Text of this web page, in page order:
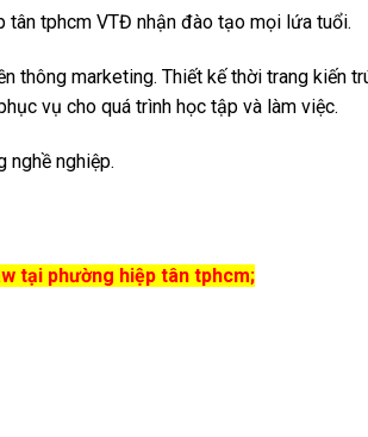
tphcm VTĐ nhận đào tạo mọi lứa tuổi.
thông marketing. Thiết kế thời trang kiến
vụ cho quá trình học tập và làm việc.
nghề nghiệp.
tại phường hiệp tân tphcm;